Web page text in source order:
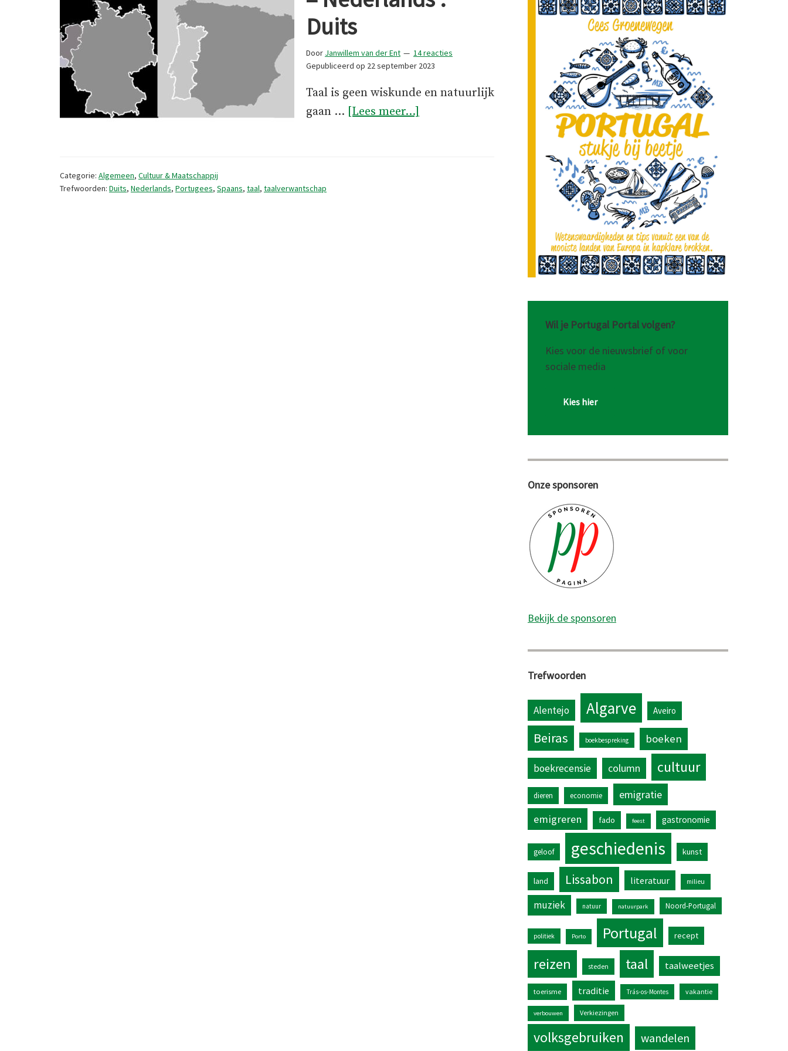
Duits
Door Janwillem van der Ent
14 reacties
Gepubliceerd op 22 september 2023
Taal is geen wiskunde en natuurlijk
gaan … [Lees meer...]
Categorie: Algemeen, Cultuur & Maatschappij
Trefwoorden: Duits, Nederlands, Portugees, Spaans, taal, taalverwantschap
Wil je Portugal Portal volgen?
Kies voor de nieuwsbrief of voor
sociale media
Kies hier
Onze sponsoren
Bekijk de sponsoren
Trefwoorden
Alentejo Algarve Aveiro
Beiras boekbespreking boeken
boekrecensie column cultuur
dieren economie
emigratie
emigreren
fado feest gastronomie
geloof geschiedenis kunst
land Lissabon literatuur milieu
muziek natuur natuurpark Noord-Portugal
politiek Porto Portugal recept
reizen steden taal taalweetjes
toerisme traditie Trás-os-Montes vakantie
verbouwen Verkiezingen
volksgebruiken wandelen